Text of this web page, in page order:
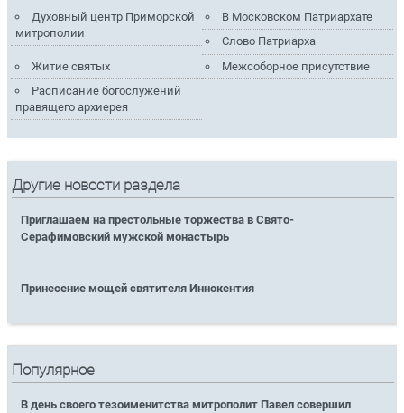
Духовный центр Приморской
митрополии
В Московском Патриархате
Слово Патриарха
Житие святых
Межсоборное присутствие
Расписание богослужений
правящего архиерея
Другие новости раздела
Приглашаем на престольные торжества в Свято-
Серафимовский мужской монастырь
Принесение мощей святителя Иннокентия
Популярное
В день своего тезоименитства митрополит Павел совершил